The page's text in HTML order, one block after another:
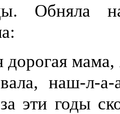
Обняла
мама,
наш-л-
эти годы